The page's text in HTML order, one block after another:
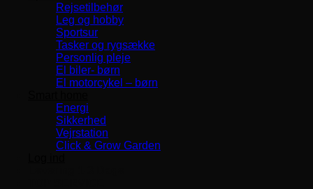
Rejsetilbehør
Leg og hobby
Sportsur
Tasker og rygsække
Personlig pleje
El biler- børn
El motorcykel – børn
Energi
Sikkerhed
Vejrstation
Click & Grow Garden